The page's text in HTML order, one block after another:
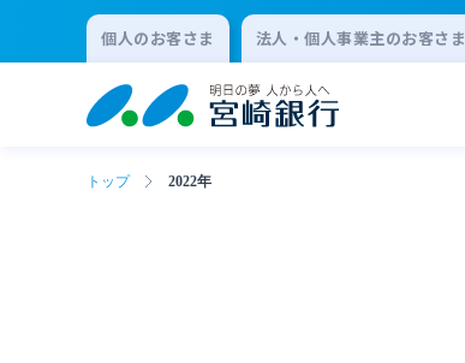
個人のお客さま 法人・個人事業主のお客さま
トップ 2022年